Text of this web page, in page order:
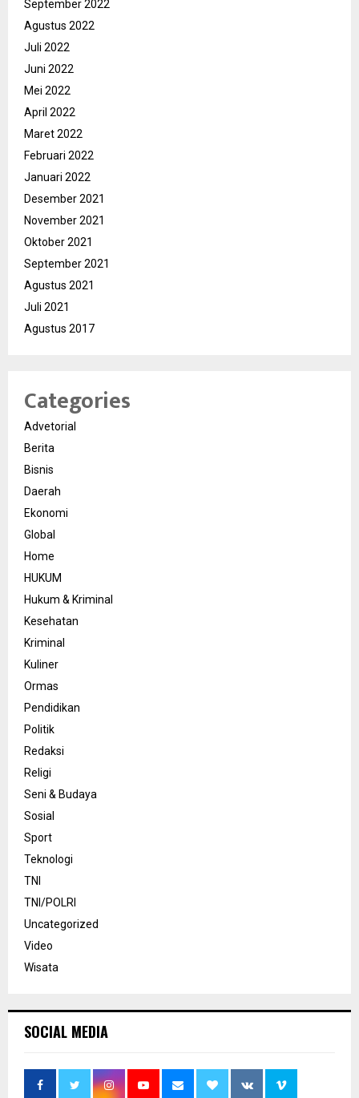
September 2022
Agustus 2022
Juli 2022
Juni 2022
Mei 2022
April 2022
Maret 2022
Februari 2022
Januari 2022
Desember 2021
November 2021
Oktober 2021
September 2021
Agustus 2021
Juli 2021
Agustus 2017
Categories
Advetorial
Berita
Bisnis
Daerah
Ekonomi
Global
Home
HUKUM
Hukum & Kriminal
Kesehatan
Kriminal
Kuliner
Ormas
Pendidikan
Politik
Redaksi
Religi
Seni & Budaya
Sosial
Sport
Teknologi
TNI
TNI/POLRI
Uncategorized
Video
Wisata
SOCIAL MEDIA